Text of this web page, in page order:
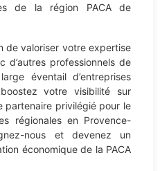
de la région PACA de
de valoriser votre expertise
professionnels de
éventail d’entreprises
votre visibilité sur
partenaire privilégié pour le
régionales en Provence-
nous et devenez un
économique de la PACA